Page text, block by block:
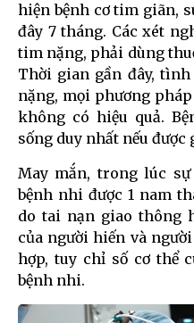
hiện bệnh cơ tim giãn,
đây 7 tháng. Các xét
tim nặng, phải dùng
Thời gian gần đây,
nặng, mọi phương
không có hiệu quả.
sống duy nhất nếu được
May mắn, trong lúc
bệnh nhi được 1 nam
do tai nạn giao thông
của người hiến và
hợp, tuy chỉ số cơ thể
bệnh nhi.